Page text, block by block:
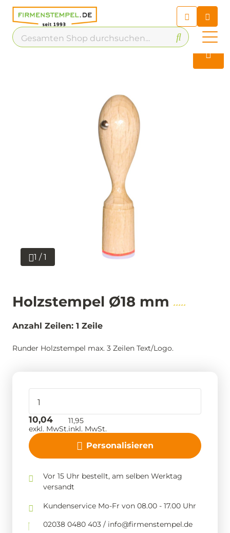
Chatbot
Chatten Sie 24/7 mit unserem
hilfreichen Chatbot
Kontakt
1 / 1
Holzstempel Ø18 mm
Anzahl Zeilen: 1 Zeile
Runder Holzstempel max. 3 Zeilen Text/Logo.
Personalisieren
10,04
exkl. MwSt.
11,95
inkl. MwSt.
Vor 15 Uhr bestellt, am selben Werktag
versandt
Kundenservice Mo-Fr von 08.00 - 17.00 Uhr
02038 0480 403 / info@firmenstempel.de